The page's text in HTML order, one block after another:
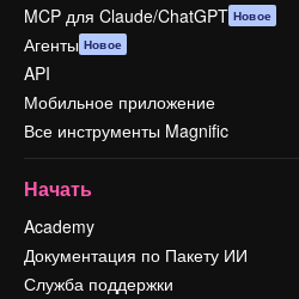
MCP для Claude/ChatGPT Новое
Агенты Новое
API
Мобильное приложение
Все инструменты Magnific
Начать
Academy
Документация по Пакету ИИ
Служба поддержки